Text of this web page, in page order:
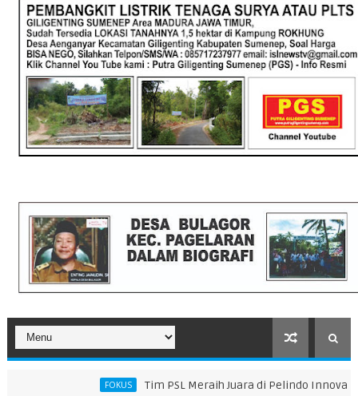
Tim PSL Meraih Juara di Pelindo Innovation Award 2026